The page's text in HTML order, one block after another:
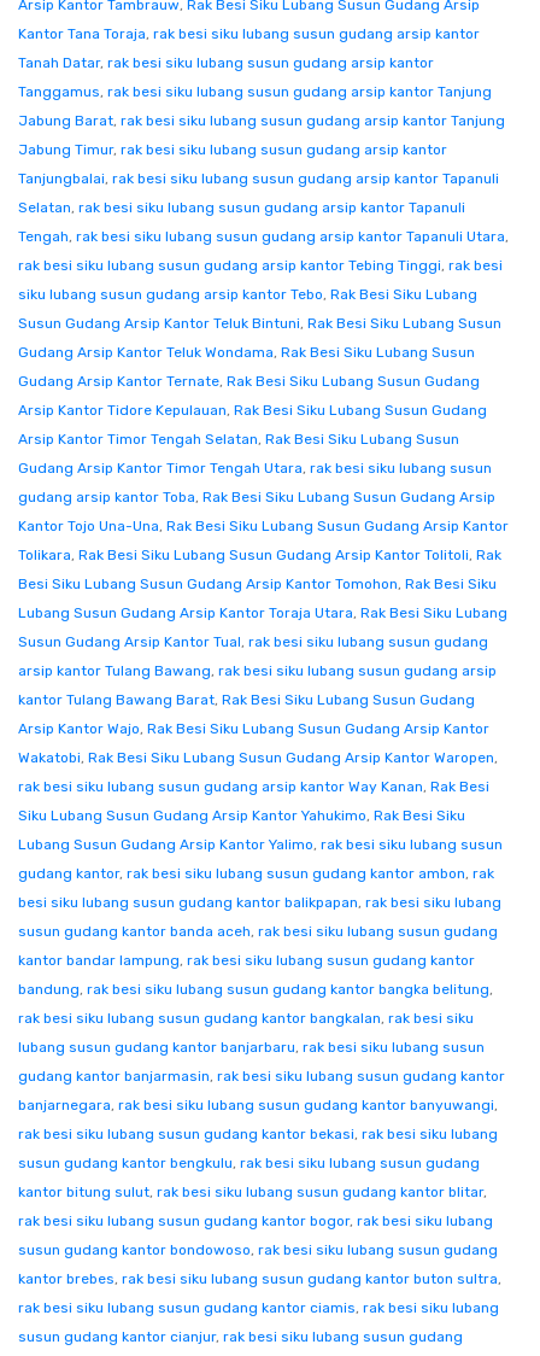
Arsip Kantor Tambrauw, Rak Besi Siku Lubang Susun Gudang Arsip
Kantor Tana Toraja, rak besi siku lubang susun gudang arsip kantor
Tanah Datar, rak besi siku lubang susun gudang arsip kantor
Tanggamus, rak besi siku lubang susun gudang arsip kantor Tanjung
Jabung Barat, rak besi siku lubang susun gudang arsip kantor Tanjung
Jabung Timur, rak besi siku lubang susun gudang arsip kantor
Tanjungbalai, rak besi siku lubang susun gudang arsip kantor Tapanuli
Selatan, rak besi siku lubang susun gudang arsip kantor Tapanuli
Tengah, rak besi siku lubang susun gudang arsip kantor Tapanuli Utara,
rak besi siku lubang susun gudang arsip kantor Tebing Tinggi, rak besi
siku lubang susun gudang arsip kantor Tebo, Rak Besi Siku Lubang
Susun Gudang Arsip Kantor Teluk Bintuni, Rak Besi Siku Lubang Susun
Gudang Arsip Kantor Teluk Wondama, Rak Besi Siku Lubang Susun
Gudang Arsip Kantor Ternate, Rak Besi Siku Lubang Susun Gudang
Arsip Kantor Tidore Kepulauan, Rak Besi Siku Lubang Susun Gudang
Arsip Kantor Timor Tengah Selatan, Rak Besi Siku Lubang Susun
Gudang Arsip Kantor Timor Tengah Utara, rak besi siku lubang susun
gudang arsip kantor Toba, Rak Besi Siku Lubang Susun Gudang Arsip
Kantor Tojo Una-Una, Rak Besi Siku Lubang Susun Gudang Arsip Kantor
Tolikara, Rak Besi Siku Lubang Susun Gudang Arsip Kantor Tolitoli, Rak
Besi Siku Lubang Susun Gudang Arsip Kantor Tomohon, Rak Besi Siku
Lubang Susun Gudang Arsip Kantor Toraja Utara, Rak Besi Siku Lubang
Susun Gudang Arsip Kantor Tual, rak besi siku lubang susun gudang
arsip kantor Tulang Bawang, rak besi siku lubang susun gudang arsip
kantor Tulang Bawang Barat, Rak Besi Siku Lubang Susun Gudang
Arsip Kantor Wajo, Rak Besi Siku Lubang Susun Gudang Arsip Kantor
Wakatobi, Rak Besi Siku Lubang Susun Gudang Arsip Kantor Waropen,
rak besi siku lubang susun gudang arsip kantor Way Kanan, Rak Besi
Siku Lubang Susun Gudang Arsip Kantor Yahukimo, Rak Besi Siku
Lubang Susun Gudang Arsip Kantor Yalimo, rak besi siku lubang susun
gudang kantor, rak besi siku lubang susun gudang kantor ambon, rak
besi siku lubang susun gudang kantor balikpapan, rak besi siku lubang
susun gudang kantor banda aceh, rak besi siku lubang susun gudang
kantor bandar lampung, rak besi siku lubang susun gudang kantor
bandung, rak besi siku lubang susun gudang kantor bangka belitung,
rak besi siku lubang susun gudang kantor bangkalan, rak besi siku
lubang susun gudang kantor banjarbaru, rak besi siku lubang susun
gudang kantor banjarmasin, rak besi siku lubang susun gudang kantor
banjarnegara, rak besi siku lubang susun gudang kantor banyuwangi,
rak besi siku lubang susun gudang kantor bekasi, rak besi siku lubang
susun gudang kantor bengkulu, rak besi siku lubang susun gudang
kantor bitung sulut, rak besi siku lubang susun gudang kantor blitar,
rak besi siku lubang susun gudang kantor bogor, rak besi siku lubang
susun gudang kantor bondowoso, rak besi siku lubang susun gudang
kantor brebes, rak besi siku lubang susun gudang kantor buton sultra,
rak besi siku lubang susun gudang kantor ciamis, rak besi siku lubang
susun gudang kantor cianjur, rak besi siku lubang susun gudang